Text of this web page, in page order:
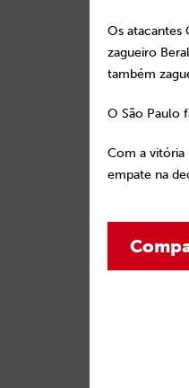
Os atacantes
zagueiro
também
O São Paulo
Com a
empate na